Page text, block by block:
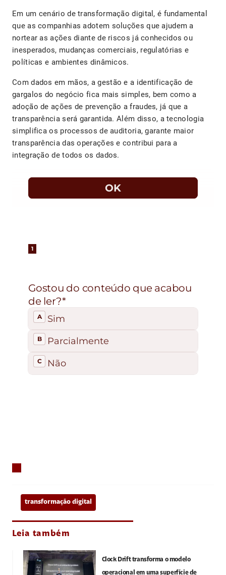
Em um cenário de transformação digital, é fundamental
que as companhias adotem soluções que ajudem a
nortear as ações diante de riscos já conhecidos ou
inesperados, mudanças comerciais, regulatórias e
políticas e ambientes dinâmicos.
Com dados em mãos, a gestão e a identificação de
gargalos do negócio fica mais simples, bem como a
adoção de ações de prevenção a fraudes, já que a
transparência será garantida. Além disso, a tecnologia
simplifica os processos de auditoria, garante maior
transparência das operações e contribui para a
integração de todos os dados.
transformação digital
Leia também
Clock Drift transforma o modelo
operacional em uma superfície de